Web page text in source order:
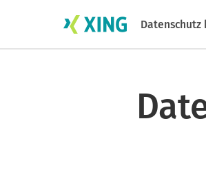
Datenschutz